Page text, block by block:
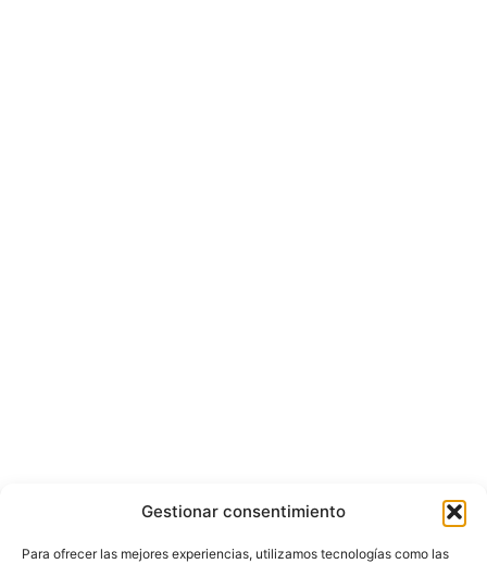
Gestionar consentimiento
Para ofrecer las mejores experiencias, utilizamos tecnologías como las